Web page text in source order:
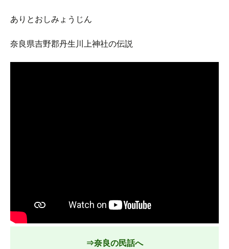
ありとおしみょうじん
奈良県吉野郡丹生川上神社の伝説
⇒奈良の民話へ